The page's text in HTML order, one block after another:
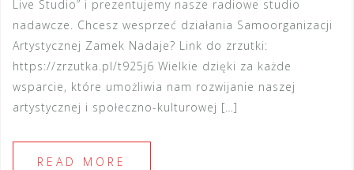
Live Studio” i prezentujemy nasze radiowe studio
nadawcze. Chcesz wesprzeć działania Samoorganizacji
Artystycznej Zamek Nadaje? Link do zrzutki:
https://zrzutka.pl/t925j6 Wielkie dzięki za każde
wsparcie, które umożliwia nam rozwijanie naszej
artystycznej i społeczno-kulturowej […]
READ MORE